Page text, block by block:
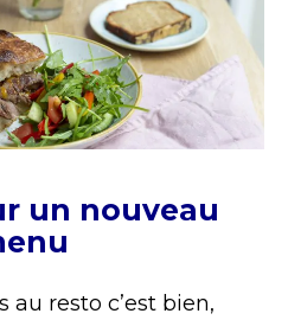
un nouveau
au resto c’est bien,